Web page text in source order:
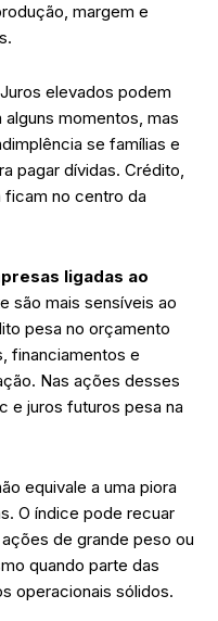
margem e
elevados podem
momentos, mas
se famílias e
pagar dívidas. Crédito,
ficam no centro da
ligadas ao
são mais sensíveis ao
pesa no orçamento
financiamentos e
Nas ações desses
e juros futuros pesa na
equivale a uma piora
O índice pode recuar
de grande peso ou
quando parte das
operacionais sólidos.